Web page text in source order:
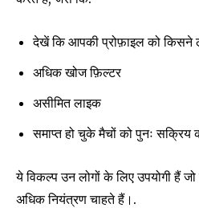
देखें कि आपकी प्रोफ़ाइल को किसने
अधिक खोज फ़िल्टर
असीमित लाइक
समाप्त हो चुके मैचों को पुनः सक्रिय
ये विकल्प उन लोगों के लिए उपयोगी हैं
अधिक नियंत्रण चाहते हैं।.